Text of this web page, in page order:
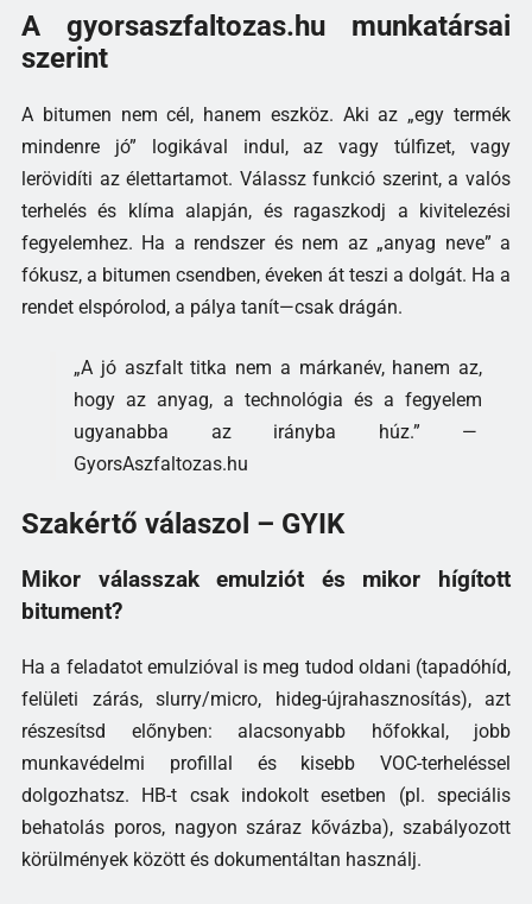
A gyorsaszfaltozas.hu munkatársai
szerint
A bitumen nem cél, hanem eszköz. Aki az „egy termék
mindenre jó” logikával indul, az vagy túlfizet, vagy
lerövidíti az élettartamot. Válassz funkció szerint, a valós
terhelés és klíma alapján, és ragaszkodj a kivitelezési
fegyelemhez. Ha a rendszer és nem az „anyag neve” a
fókusz, a bitumen csendben, éveken át teszi a dolgát. Ha a
rendet elspórolod, a pálya tanít—csak drágán.
„A jó aszfalt titka nem a márkanév, hanem az,
hogy az anyag, a technológia és a fegyelem
ugyanabba az irányba húz.” —
GyorsAszfaltozas.hu
Szakértő válaszol – GYIK
Mikor válasszak emulziót és mikor hígított
bitument?
Ha a feladatot emulzióval is meg tudod oldani (tapadóhíd,
felületi zárás, slurry/micro, hideg-újrahasznosítás), azt
részesítsd előnyben: alacsonyabb hőfokkal, jobb
munkavédelmi profillal és kisebb VOC-terheléssel
dolgozhatsz. HB-t csak indokolt esetben (pl. speciális
behatolás poros, nagyon száraz kővázba), szabályozott
körülmények között és dokumentáltan használj.